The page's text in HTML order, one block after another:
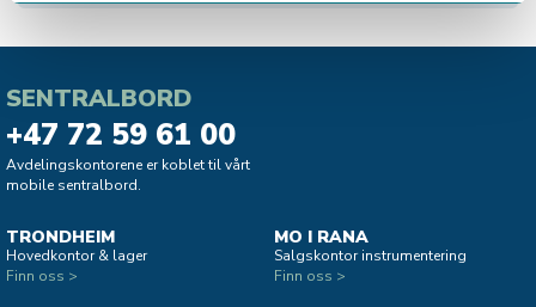
SENTRALBORD
+47 72 59 61 00
Avdelingskontorene er koblet til vårt
mobile sentralbord.
TRONDHEIM
Hovedkontor & lager
Finn oss >
MO I RANA
Salgskontor instrumentering
Finn oss >